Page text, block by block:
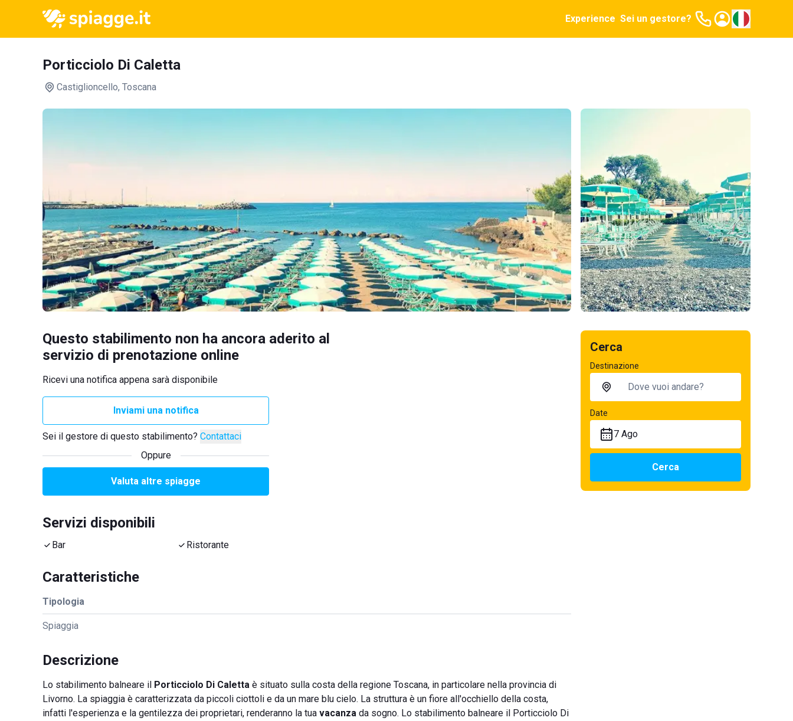
Experience Sei un gestore?
Porticciolo Di Caletta
Castiglioncello, Toscana
Questo stabilimento non ha ancora aderito al
servizio di prenotazione online
Ricevi una notifica appena sarà disponibile
Inviami una notifica
Sei il gestore di questo stabilimento? Contattaci
Oppure
Valuta altre spiagge
Servizi disponibili
Bar Ristorante
Caratteristiche
Tipologia
Spiaggia
Descrizione
Lo stabilimento balneare il Porticciolo Di Caletta è situato sulla costa della regione Toscana, in particolare nella provincia di
Livorno. La spiaggia è caratterizzata da piccoli ciottoli e da un mare blu cielo. La struttura è un fiore all'occhiello della costa,
infatti l'esperienza e la gentilezza dei proprietari, renderanno la tua vacanza da sogno. Lo stabilimento balneare il Porticciolo Di
Cerca
Destinazione
Date
7 Ago
Cerca